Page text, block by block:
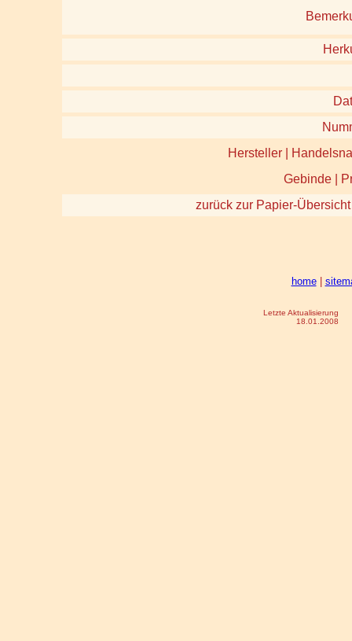
Hersteller |
Gebinde |
zurück zur Papier-Übersicht
home|
Letzte Aktualisierung
18.01.2008